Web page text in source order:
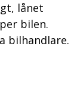
lånet
bilen.
bilhandlare.